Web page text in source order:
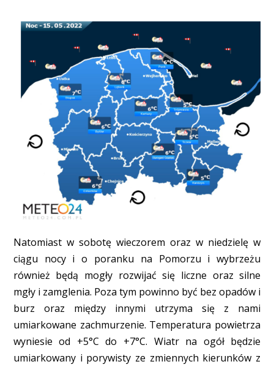
Natomiast w sobotę wieczorem oraz w niedzielę w
ciągu nocy i o poranku na Pomorzu i wybrzeżu
również będą mogły rozwijać się liczne oraz silne
mgły i zamglenia. Poza tym powinno być bez opadów i
burz oraz między innymi utrzyma się z nami
umiarkowane zachmurzenie. Temperatura powietrza
wyniesie od +5°C do +7°C. Wiatr na ogół będzie
umiarkowany i porywisty ze zmiennych kierunków z